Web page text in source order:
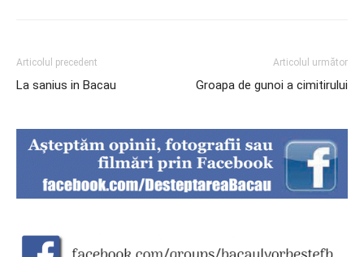
Articolul precedent
La sanius in Bacau
Articolul următor
Groapa de gunoi a cimitirului